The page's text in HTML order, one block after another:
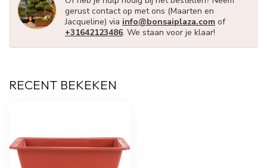
gerust contact op met ons (Maarten en
Jacqueline) via info@bonsaiplaza.com of
+31642123486. We staan voor je klaar!
RECENT BEKEKEN